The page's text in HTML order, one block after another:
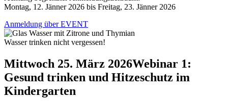
Montag, 12. Jänner 2026 bis Freitag, 23. Jänner 2026
Anmeldung über EVENT
Wasser trinken nicht vergessen!
Mittwoch 25. März 2026Webinar 1:
Gesund trinken und Hitzeschutz im
Kindergarten